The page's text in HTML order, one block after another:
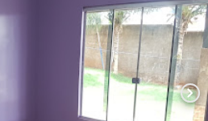
chevron_right